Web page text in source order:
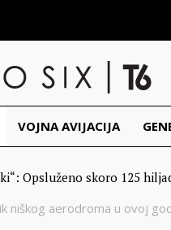
VOJNA AVIJACIJA
niškog aerodroma u ovoj